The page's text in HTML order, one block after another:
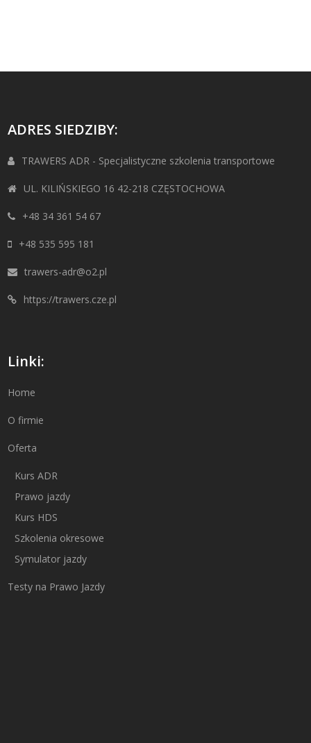
ADRES SIEDZIBY:
TRAWERS ADR - Specjalistyczne szkolenia transportowe
UL. KILIŃSKIEGO 16 42-218 CZĘSTOCHOWA
+48 34 361 54 67
+48 535 595 181
trawers-adr@o2.pl
https://trawers.cze.pl
Linki:
Home
O firmie
Oferta
Kurs ADR
Prawo jazdy
Kurs HDS
Szkolenia okresowe
Symulator jazdy
Testy na Prawo Jazdy